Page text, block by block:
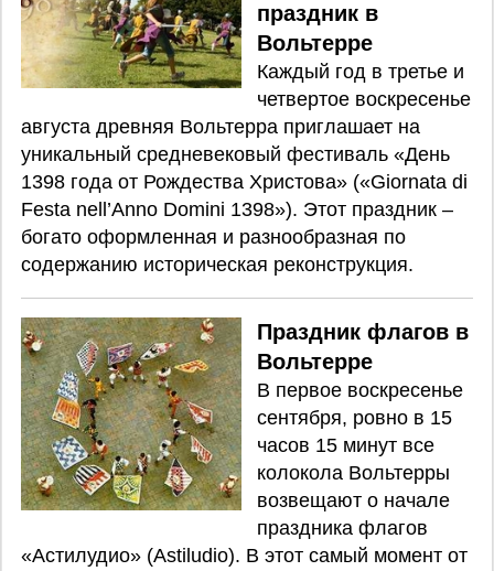
праздник в
Вольтерре
Каждый год в третье и
четвертое воскресенье
августа древняя Вольтерра приглашает на
уникальный средневековый фестиваль «День
1398 года от Рождества Христова» («Giornata di
Festa nell’Anno Domini 1398»). Этот праздник –
богато оформленная и разнообразная по
содержанию историческая реконструкция.
Праздник флагов в
Вольтерре
В первое воскресенье
сентября, ровно в 15
часов 15 минут все
колокола Вольтерры
возвещают о начале
праздника флагов
«Астилудио» (Astiludio). В этот самый момент от